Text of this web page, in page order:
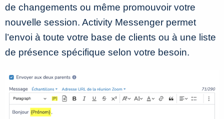
de changements ou même promouvoir votre
nouvelle session. Activity Messenger permet
l’envoi à toute votre base de clients ou à une liste
de présence spécifique selon votre besoin.